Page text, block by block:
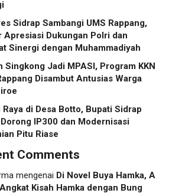
Sidrap Sambangi UMS Rappang,
Apresiasi Dukungan Polri dan
Sinergi dengan Muhammadiyah
Singkong Jadi MPASI, Program KKN
Disambut Antusias Warga
Raya di Desa Botto, Bupati Sidrap
IP300 dan Modernisasi
Pitu Riase
Comments
mengenai Di Novel Buya Hamka, A
Kisah Hamka dengan Bung